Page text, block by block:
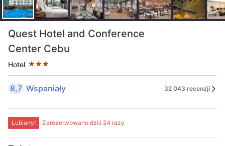
Quest Hotel and Conference
Center Cebu
Hotel
Liczba gwiazdek: 3
8,7 Wspaniały 32 043 recenzji
Lubiany! Zarezerwowano dziś 24 razy